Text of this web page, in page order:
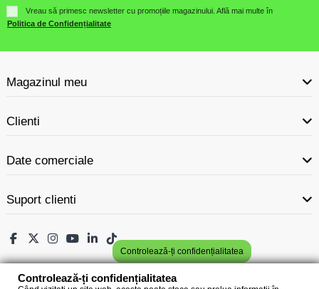
Vreau să primesc newsletter cu promoțiile magazinului. Află mai multe în
Politica de Confidențialitate
Magazinul meu
Clienti
Date comerciale
Suport clienti
Controlează-ți confidențialitatea
Controlează-ți confidențialitatea